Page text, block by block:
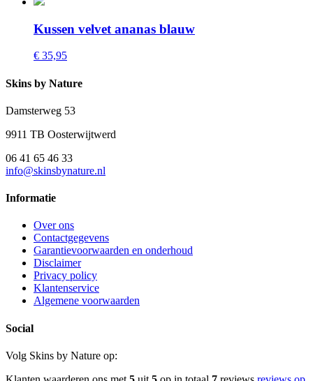
Kussen velvet ananas blauw
€ 35,95
Skins by Nature
Damsterweg 53
9911 TB Oosterwijtwerd
06 41 65 46 33
info@skinsbynature.nl
Informatie
Over ons
Contactgegevens
Garantievoorwaarden en onderhoud
Disclaimer
Privacy policy
Klantenservice
Algemene voorwaarden
Social
Volg Skins by Nature op: